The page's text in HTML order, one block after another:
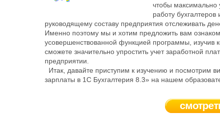
чтобы максимально
работу бухгалтеров
руководящему составу предприятия отслеживать
Именно поэтому мы и хотим предложить вам
усовершенствованной функцией программы, изучив
сможете значительно упростить учет заработной
предприятии.
Итак, давайте приступим к изучению и посмотрим
зарплаты в 1С Бухгалтерия 8.3» на нашем